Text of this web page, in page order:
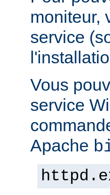
moniteur,
service
Vous
service
Apache